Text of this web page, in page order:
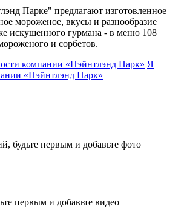
Парке" предлагают изготовленное
мороженое, вкусы и разнообразие
искушенного гурмана - в меню 108
и сорбетов.
компании «Пэйнтлэнд Парк» Я
«Пэйнтлэнд Парк»
будьте первым и добавьте фото
первым и добавьте видео